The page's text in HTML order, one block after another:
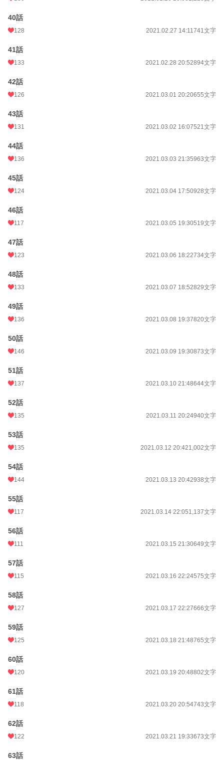
40話
128 2021.02.27 14:11741文字
41話
133 2021.02.28 20:52894文字
42話
126 2021.03.01 20:20655文字
43話
131 2021.03.02 16:07521文字
44話
136 2021.03.03 21:35963文字
45話
124 2021.03.04 17:50928文字
46話
117 2021.03.05 19:30519文字
47話
123 2021.03.06 18:22734文字
48話
133 2021.03.07 18:52829文字
49話
136 2021.03.08 19:37820文字
50話
146 2021.03.09 19:30873文字
51話
137 2021.03.10 21:48644文字
52話
135 2021.03.11 20:24940文字
53話
135 2021.03.12 20:421,002文字
54話
144 2021.03.13 20:42938文字
55話
117 2021.03.14 22:051,137文字
56話
111 2021.03.15 21:30649文字
57話
115 2021.03.16 22:24575文字
58話
127 2021.03.17 22:27666文字
59話
125 2021.03.18 21:48765文字
60話
120 2021.03.19 20:48802文字
61話
118 2021.03.20 20:54743文字
62話
122 2021.03.21 19:33673文字
63話